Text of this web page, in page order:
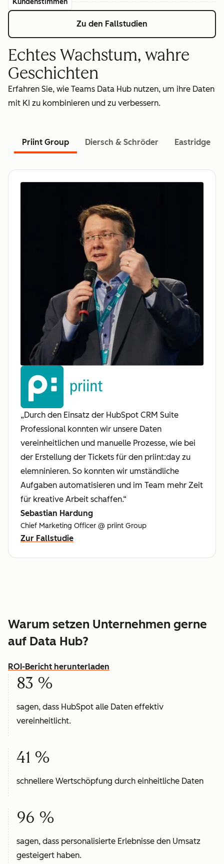
Zu den Fallstudien
Echtes Wachstum, wahre
Geschichten
Erfahren Sie, wie Teams Data Hub nutzen, um ihre Daten
mit KI zu kombinieren und zu verbessern.
Priint Group Diersch & Schröder Eastridge
„Durch den Einsatz der HubSpot CRM Suite
Professional konnten wir unsere Daten
vereinheitlichen und manuelle Prozesse, wie bei
der Erstellung der Tickets für den priint:day zu
elemninieren. So konnten wir umständliche
Aufgaben automatisieren und im Team mehr Zeit
für kreative Arbeit schaffen.“
Sebastian Hardung
Chief Marketing Officer @ priint Group
Zur Fallstudie
Warum setzen Unternehmen gerne
auf Data Hub?
ROI-Bericht herunterladen
83 %
sagen, dass HubSpot alle Daten effektiv
vereinheitlicht.
41 %
schnellere Wertschöpfung durch einheitliche Daten
96 %
sagen, dass personalisierte Erlebnisse den Umsatz
gesteigert haben.